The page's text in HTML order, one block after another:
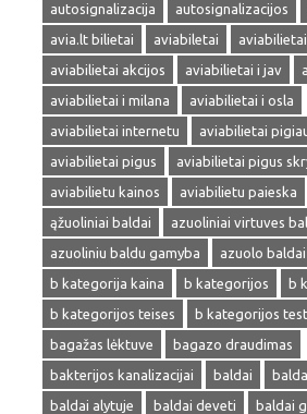
autosignalizacija
autosignalizacijos
avia.lt bilietai
aviabiletai
aviabilietai
aviabilietai akcijos
aviabilietai i jav
aviabilietai i milana
aviabilietai i osla
aviabilietai internetu
aviabilietai
aviabilietai pigus
aviabilietai pigus
aviabilietu kainos
aviabilietu paieska
ąžuoliniai baldai
azuoliniai virtuves
azuoliniu baldu gamyba
azuolo baldai
b kategorija kaina
b kategorijos
b
b kategorijos teises
b kategorijos
bagažas lėktuve
bagazo draudimas
bakterijos kanalizacijai
baldai
baldai alytuje
baldai deveti
baldai